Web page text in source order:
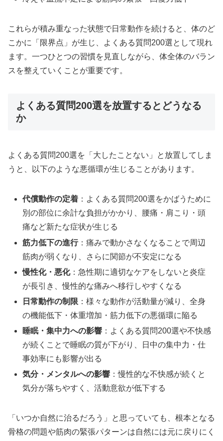
これらが積み重なった状態で日常動作を続けると、体のど
こかに「限界点」が生じ、よくある質問200選として現れ
ます。一つひとつの習慣を見直しながら、体全体のバラン
スを整えていくことが重要です。
よくある質問200選を放置するとどうなる
か
よくある質問200選を「大したことない」と放置してしま
うと、以下のような悪循環が生じることがあります。
代償動作の定着 ：よくある質問200選をかばうために
別の部位に余計な負担がかかり、腰痛・肩こり・頭
痛など新たな症状が生じる
筋力低下の進行：痛みで動かさなくなることで周辺
筋肉が弱くなり、さらに関節が不安定になる
慢性化・悪化：急性期に適切なケアをしないと炎症
が長引き、慢性的な痛みへ移行しやすくなる
日常動作の制限 ：様々な動作が活動量が減り、全身
の機能低下・体重増加・筋力低下の悪循環に陥る
睡眠・集中力への影響 ：よくある質問200選や不快感
が続くことで睡眠の質が下がり、日中の集中力・仕
事効率にも影響が出る
気分・メンタルへの影響 ：慢性的な不快感が続くと
気分が落ちやすく、活動意欲が低下する
「いつか自然に治るだろう」と思っていても、根本となる
骨格の問題や筋肉の緊張パターンは自然には元に戻りにく